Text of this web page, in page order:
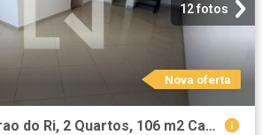
12 fotos
Nova oferta
Casa, Parque Barao do Ri, 2 Quartos, 106 m2 Campos dos Goytacazes